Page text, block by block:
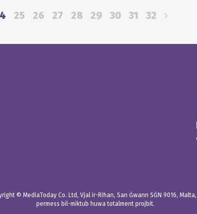
25 26 27 28 29 30 31 32
© MediaToday Co. Ltd, Vjal ir-Riħan, San Ġwann SĠN 9016,
permess bil-miktub huwa totalment projbit.